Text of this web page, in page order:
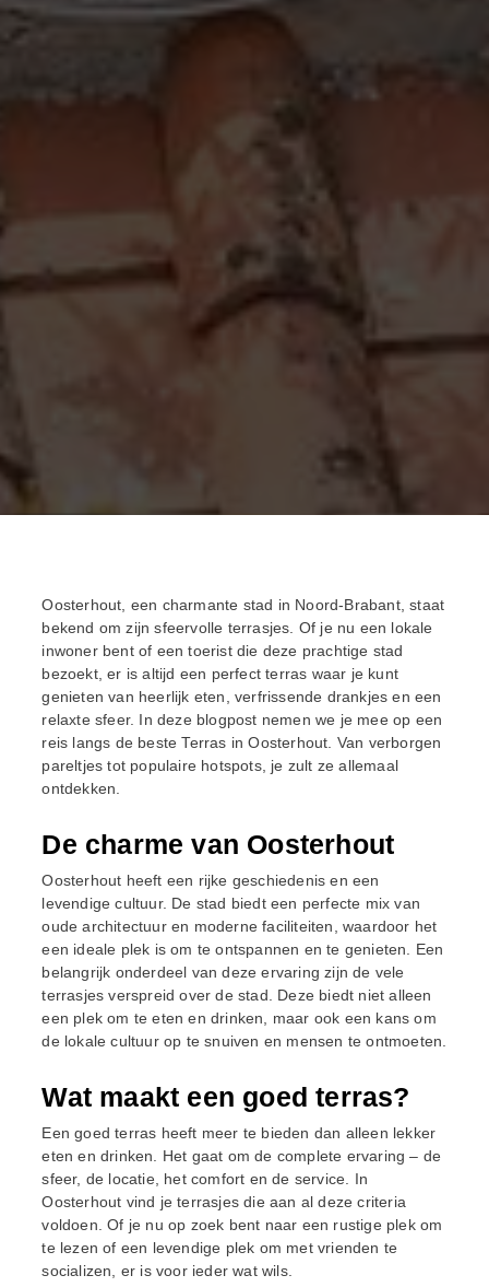
Oosterhout, een charmante stad in Noord-Brabant, staat
bekend om zijn sfeervolle terrasjes. Of je nu een lokale
inwoner bent of een toerist die deze prachtige stad
bezoekt, er is altijd een perfect terras waar je kunt
genieten van heerlijk eten, verfrissende drankjes en een
relaxte sfeer. In deze blogpost nemen we je mee op een
reis langs de beste Terras in Oosterhout. Van verborgen
pareltjes tot populaire hotspots, je zult ze allemaal
ontdekken.
De charme van Oosterhout
Oosterhout heeft een rijke geschiedenis en een
levendige cultuur. De stad biedt een perfecte mix van
oude architectuur en moderne faciliteiten, waardoor het
een ideale plek is om te ontspannen en te genieten. Een
belangrijk onderdeel van deze ervaring zijn de vele
terrasjes verspreid over de stad. Deze biedt niet alleen
een plek om te eten en drinken, maar ook een kans om
de lokale cultuur op te snuiven en mensen te ontmoeten.
Wat maakt een goed terras?
Een goed terras heeft meer te bieden dan alleen lekker
eten en drinken. Het gaat om de complete ervaring – de
sfeer, de locatie, het comfort en de service. In
Oosterhout vind je terrasjes die aan al deze criteria
voldoen. Of je nu op zoek bent naar een rustige plek om
te lezen of een levendige plek om met vrienden te
socializen, er is voor ieder wat wils.